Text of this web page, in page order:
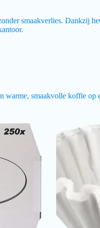
smaakverlies. Dankzij
smaakvolle koffie op